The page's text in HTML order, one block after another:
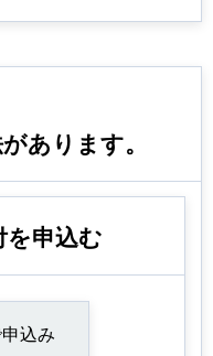
あります。
を申込む
込み